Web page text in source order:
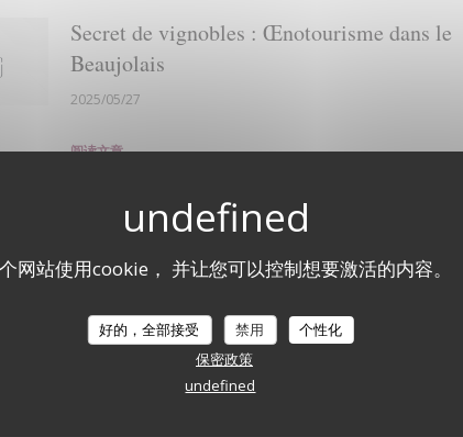
网站使用cookie， 并让您可以控制想要激活的内容。
好的，全部接受 禁用
个性化
保密政策
undefined
Secret de vignobles : Œnotourisme dans le
Beaujolais
2025/05/27
阅读文章((在新窗口中打开))
Le Patriote : L'art du bistrot dans son plus
simple appareil
2021/08/20
((在新窗口中打开))
查看媒体文章((在新窗口中打开))